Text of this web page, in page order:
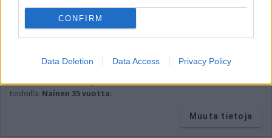
CONFIRM
Data Deletion Data Access Privacy Policy
* Tavoite kertoo ravintoaineen määrän ja osuuden viittellisestä
päiväsaannista.Ravintoaineiden ja energian viitteellinen päiväsaanti
keskivertokäyttäjä 2 000 kcal.
Vitamiinien, kivennäis- ja hivenaineiden suositukset lasketaan
tiedoilla: Nainen 35 vuotta.
Muuta tietoja